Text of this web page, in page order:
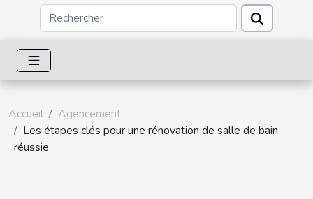
Accueil
Agencement
Les étapes clés pour une rénovation de salle de bain
réussie